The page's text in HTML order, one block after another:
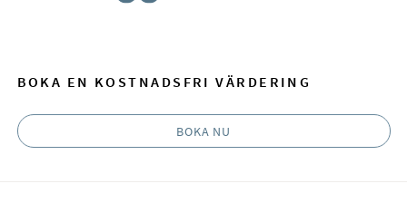
BOKA EN KOSTNADSFRI VÄRDERING
BOKA NU